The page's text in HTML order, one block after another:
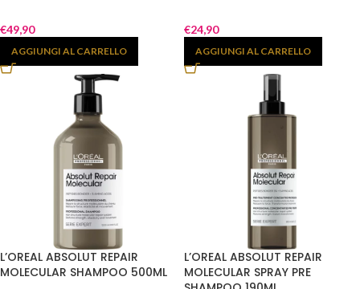
€49,90
AGGIUNGI AL CARRELLO
€24,90
AGGIUNGI AL CARRELLO
L’OREAL ABSOLUT REPAIR
MOLECULAR SHAMPOO 500ML
L’OREAL ABSOLUT REPAIR
MOLECULAR SPRAY PRE